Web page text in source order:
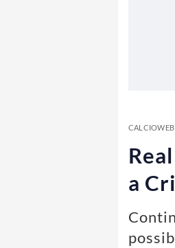
CALCIOWEB
a